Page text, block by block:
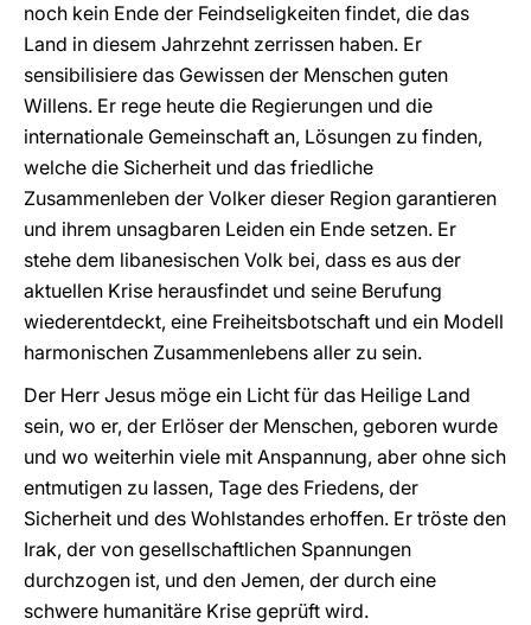
noch kein Ende der Feindseligkeiten findet, die das
Land in diesem Jahrzehnt zerrissen haben. Er
sensibilisiere das Gewissen der Menschen guten
Willens. Er rege heute die Regierungen und die
internationale Gemeinschaft an, Lösungen zu finden,
welche die Sicherheit und das friedliche
Zusammenleben der Volker dieser Region garantieren
und ihrem unsagbaren Leiden ein Ende setzen. Er
stehe dem libanesischen Volk bei, dass es aus der
aktuellen Krise herausfindet und seine Berufung
wiederentdeckt, eine Freiheitsbotschaft und ein Modell
harmonischen Zusammenlebens aller zu sein.
Der Herr Jesus möge ein Licht für das Heilige Land
sein, wo er, der Erlöser der Menschen, geboren wurde
und wo weiterhin viele mit Anspannung, aber ohne sich
entmutigen zu lassen, Tage des Friedens, der
Sicherheit und des Wohlstandes erhoffen. Er tröste den
Irak, der von gesellschaftlichen Spannungen
durchzogen ist, und den Jemen, der durch eine
schwere humanitäre Krise geprüft wird.